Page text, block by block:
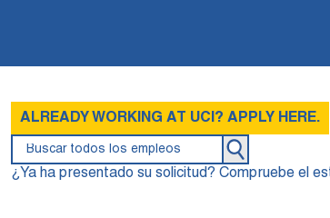
ALREADY WORKING AT UCI? APPLY HERE.
¿Ya ha presentado su solicitud? Compruebe el